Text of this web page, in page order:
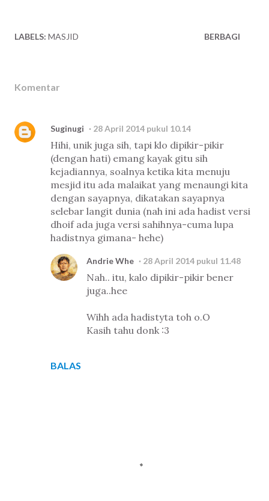
LABELS: MASJID BERBAGI
Komentar
Suginugi 28 April 2014 pukul 10.14
Hihi, unik juga sih, tapi klo dipikir-pikir
(dengan hati) emang kayak gitu sih
kejadiannya, soalnya ketika kita menuju
mesjid itu ada malaikat yang menaungi kita
dengan sayapnya, dikatakan sayapnya
selebar langit dunia (nah ini ada hadist versi
dhoif ada juga versi sahihnya-cuma lupa
hadistnya gimana- hehe)
BALAS
Andrie Whe 28 April 2014 pukul 11.48
Nah.. itu, kalo dipikir-pikir bener
juga..hee
Wihh ada hadistyta toh o.O
Kasih tahu donk :3